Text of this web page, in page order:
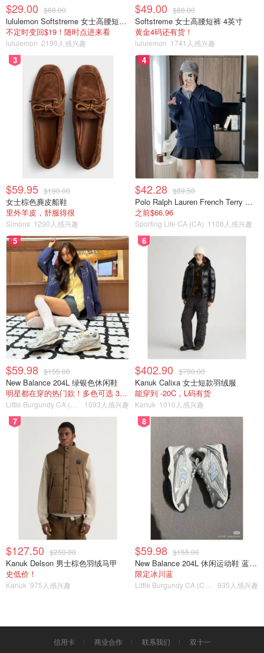
$29.00 $88.00
lululemon Softstreme 女士高腰短裤 10cm
不定时变回$19！随时点进来看
lululemon 2190人感兴趣
$49.00 $88.00
Softstreme 女士高腰短裤 4英寸
黄金4码还有货！
lululemon 1741人感兴趣
3
$59.95 $190.00
女士棕色麂皮船鞋
里外羊皮，舒服得很
Simons 1290人感兴趣
4
$42.28 $89.50
Polo Ralph Lauren French Terry 女童连帽卫衣 7-16码
之前$66.96
Sporting Life CA (CA) 1108人感兴趣
5
$59.98 $155.00
New Balance 204L 绿银色休闲鞋
明星都在穿的热门款！多色可选 3.8折
1093人感兴趣
6
$402.90 $790.00
Kanuk Calixa 女士短款羽绒服
能穿到 -20C，L码有货
Kanuk 1010人感兴趣
7
$127.50 $250.00
Kanuk Delson 男士棕色羽绒马甲
史低价！
Kanuk 975人感兴趣
8
$59.98 $155.00
New Balance 204L 休闲运动鞋 蓝银色
限定冰川蓝
935人感兴趣
信用卡 商业合作 联系我们
双十一